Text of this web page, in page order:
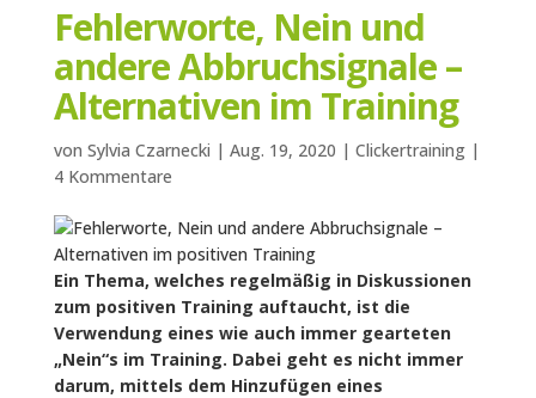
Fehlerworte, Nein und
andere Abbruchsignale –
Alternativen im Training
von Sylvia Czarnecki | Aug. 19, 2020 | Clickertraining|
4 Kommentare
Ein Thema, welches regelmäßig in Diskussionen
zum positiven Training auftaucht, ist die
Verwendung eines wie auch immer gearteten
„Nein“s im Training. Dabei geht es nicht immer
darum, mittels dem Hinzufügen eines